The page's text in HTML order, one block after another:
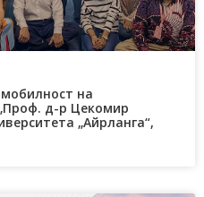
на
д-р Цекомир
„Айрланга“,